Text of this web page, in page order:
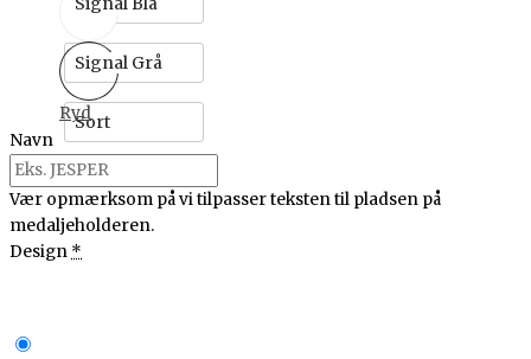
Signal Grå
Sort
Ryd
Navn
Vær opmærksom på vi tilpasser teksten til pladsen på
medaljeholderen.
Design *